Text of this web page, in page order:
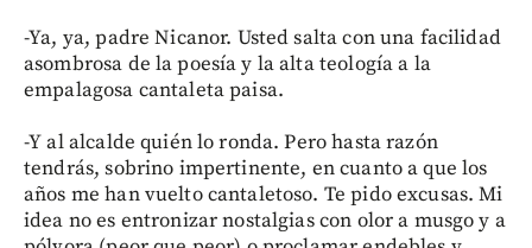
-Ya, ya, padre Nicanor. Usted salta con una facilidad
asombrosa de la poesía y la alta teología a la
empalagosa cantaleta paisa.
-Y al alcalde quién lo ronda. Pero hasta razón
tendrás, sobrino impertinente, en cuanto a que los
años me han vuelto cantaletoso. Te pido excusas. Mi
idea no es entronizar nostalgias con olor a musgo y a